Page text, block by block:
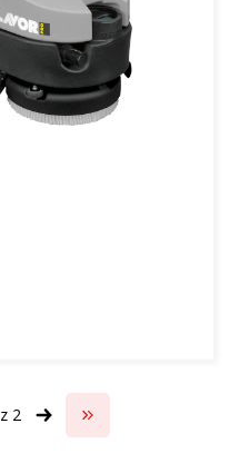
z 2 Przejdź do ostatniej